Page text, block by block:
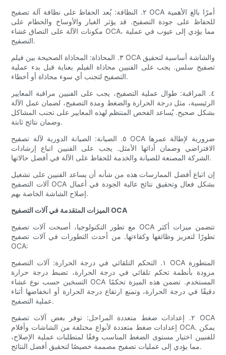
٢. النظافة: يُعد الحفاظ على نظافة آلة تصفيح OCA أمرًا بالغ الأهمية
للحفاظ على جودة التصفيح. قد يؤثر الغبار والأوساخ والحطام على
مكونات الآلة على التصاق غشاء OCA، مما يؤدي إلى عيوب في عملية
التصفيح.
٣. المحاذاة: المحاذاة الصحيحة بين فيلم OCA والشاشة أساسية لتحقيق
تصفيح سلس. يجب على الفنيين محاذاة الفيلم بعناية قبل بدء عملية
التصفيح لتجنب أي سوء محاذاة أو أخطاء.
٤. المراقبة: طوال عملية التصفيح، يجب على الفنيين مراقبة المعايير
الرئيسية، مثل درجة الحرارة والضغط ومدة التصفيح، لضمان عمل الآلة
بشكل صحيح. يُساعد الفحص المنتظم لهذه المعايير على تجنب المشاكل
وضمان نتائج ثابتة.
٥. الصيانة: الصيانة الدورية لآلة تصفيح OCA ضرورية لإطالة عمرها
الافتراضي وضمان أدائها الأمثل. يجب على الفنيين اتباع إرشادات
الشركة المصنعة للصيانة والخدمة للحفاظ على الآلة في أفضل حالاتها.
إن اتباع أفضل الممارسات هذه من شأنه أن يساعد الفنيين على تشغيل
آلات التصفيح OCA بشكل فعال وتحقيق نتائج عالية الجودة في أعمال
إصلاح الشاشة الخاصة بهم.
الميزات المتقدمة في آلات التصفيح OCA
مع تطور التكنولوجيا، أصبحت آلات تصفيح OCA تتضمن ميزات أكثر
تطورًا لتعزيز وظائفها وكفاءتها. من أحدث التطورات في آلات تصفيح
OCA:
١. التحكم التلقائي في درجة الحرارة: آلات التصفيح OCA المتطورة
مزودة بأنظمة تحكم تلقائي في درجة الحرارة، تضبط درجة حرارة
التسخين حسب نوع غشاء OCA المستخدم. تضمن هذه الميزة تحكمًا
دقيقًا في درجة الحرارة، وتمنع ارتفاع درجة الحرارة أو انخفاضها أثناء
عملية التصفيح.
٢. إعدادات ضغط متعددة المراحل: توفر بعض آلات تصفيح OCA
إعدادات ضغط متعددة لأنواع مختلفة من الشاشات وأفلام OCA. يمكن
للفنيين اختيار مستوى الضغط المناسب وفقًا لمتطلبات عملية الإصلاح،
مما يؤدي إلى عمليات تصفيح مصممة خصيصًا لتحقيق أفضل النتائج.